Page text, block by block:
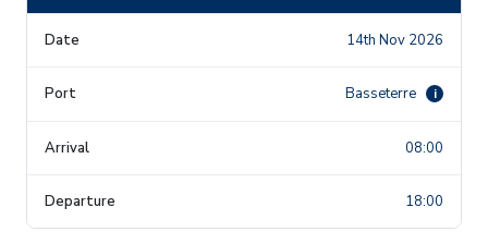
14th Nov 2026
Basseterre i
08:00
18:00